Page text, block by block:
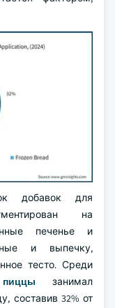
добавок для
на
печенье и
и выпечку,
тесто. Среди
занимал
составив 32% от